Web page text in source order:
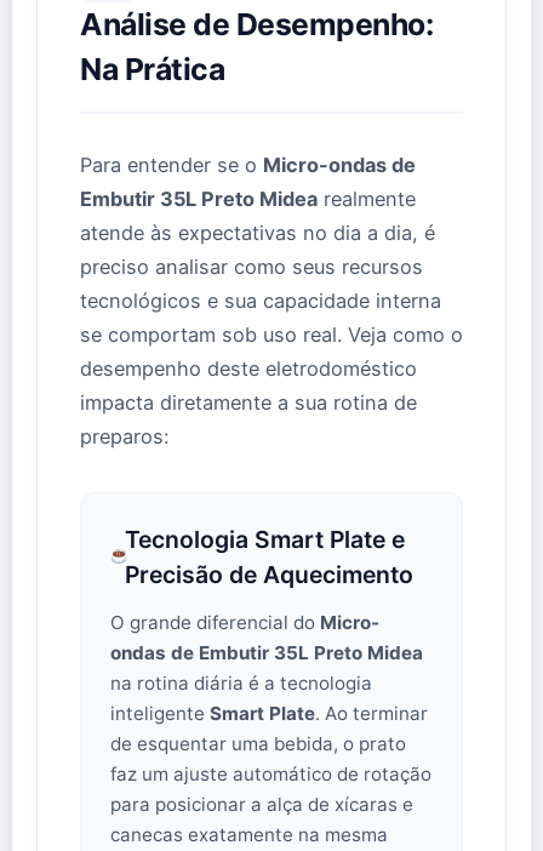
Análise de Desempenho:
Na Prática
Para entender se o Micro-ondas de
Embutir 35L Preto Midea realmente
atende às expectativas no dia a dia, é
preciso analisar como seus recursos
tecnológicos e sua capacidade interna
se comportam sob uso real. Veja como o
desempenho deste eletrodoméstico
impacta diretamente a sua rotina de
preparos:
Tecnologia Smart Plate e
Precisão de Aquecimento
O grande diferencial do Micro-
ondas de Embutir 35L Preto Midea
na rotina diária é a tecnologia
inteligente Smart Plate. Ao terminar
de esquentar uma bebida, o prato
faz um ajuste automático de rotação
para posicionar a alça de xícaras e
canecas exatamente na mesma